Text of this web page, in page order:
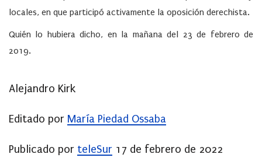
locales, en que participó activamente la oposición derechista.
Quién lo hubiera dicho, en la mañana del 23 de febrero de
2019.
Alejandro Kirk
Editado por María Piedad Ossaba
Publicado por teleSur 17 de febrero de 2022